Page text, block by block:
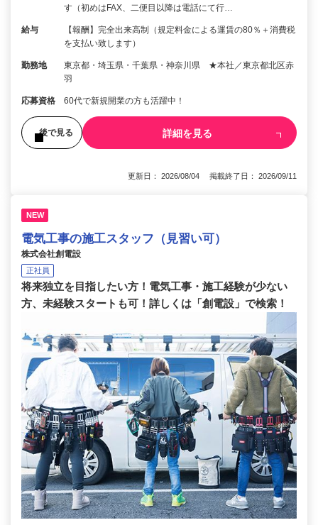
す（初めはFAX、二便目以降は電話にて行…
給与
【報酬】完全出来高制（規定料金による運賃の80％＋消費税
を支払い致します）
勤務地
東京都・埼玉県・千葉県・神奈川県 ★本社／東京都北区赤
羽
応募資格 60代で新規開業の方も活躍中！
後で見る 詳細を見る
更新日： 2026/08/04 掲載終了日： 2026/09/11
NEW
電気工事の施工スタッフ（見習い可）
株式会社創電設
正社員
将来独立を目指したい方！電気工事・施工経験が少ない
方、未経験スタートも可！詳しくは「創電設」で検索！